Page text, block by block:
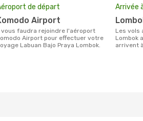
de départ
Komodo Airport
Airport pour effectuer votre
Labuan Bajo Praya Lombok.
Arrivée
Les vols ayant pour destination Praya
Lombok
arrivent